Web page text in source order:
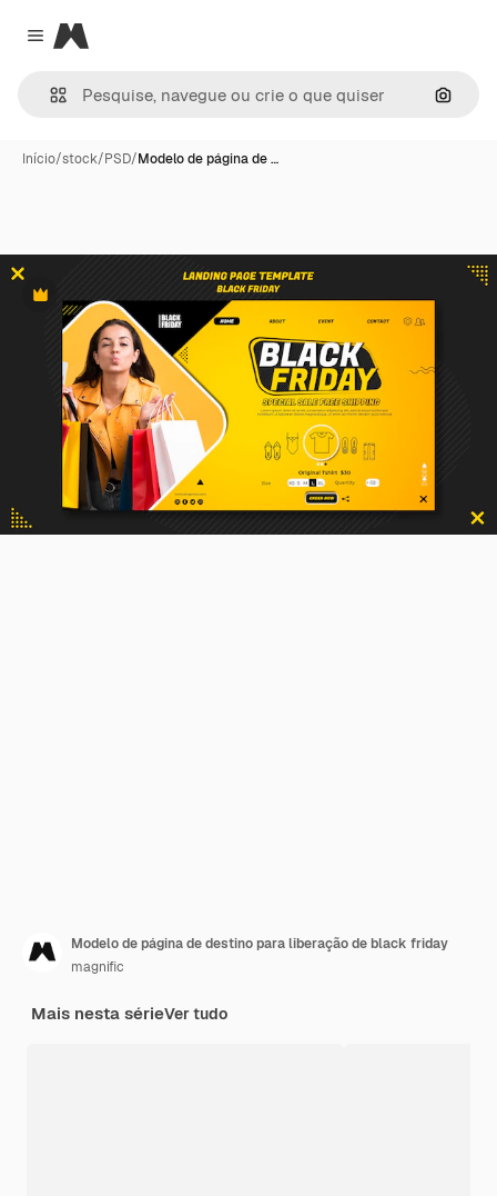
Close menu
Magnific
Início/stock/PSD/Modelo de página de …
Premium
Modelo de página de destino para liberação de black friday
magnific
Mais nesta sérieVer tudo